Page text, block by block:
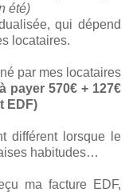
été)
qui dépend
locataires.
par mes locataires
payer 570€ + 127€
EDF)
différent lorsque le
habitudes…
ma facture EDF,